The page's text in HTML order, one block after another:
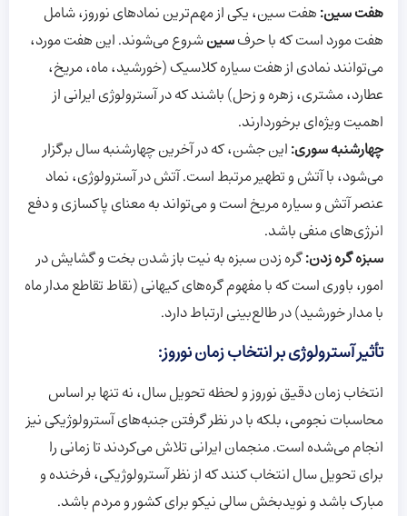
هفت سین:هفت سین، یکی از مهم‌ترین نمادهای نوروز، شامل
هفت مورد است که با حرفسینشروع می‌شوند. این هفت مورد،
می‌توانند نمادی از هفت سیاره کلاسیک (خورشید، ماه، مریخ،
عطارد، مشتری، زهره و زحل) باشند که در آسترولوژی ایرانی از
اهمیت ویژه‌ای برخوردارند.
چهارشنبه سوری:این جشن، که در آخرین چهارشنبه سال برگزار
می‌شود، با آتش و تطهیر مرتبط است. آتش در آسترولوژی، نماد
عنصر آتش و سیاره مریخ است و می‌تواند به معنای پاکسازی و دفع
انرژی‌های منفی باشد.
سبزه گره زدن:گره زدن سبزه به نیت باز شدن بخت و گشایش در
امور، باوری است که با مفهوم گره‌های کیهانی (نقاط تقاطع مدار ماه
با مدار خورشید) در طالع‌بینی ارتباط دارد.
تأثیر آسترولوژی بر انتخاب زمان نوروز:
انتخاب زمان دقیق نوروز و لحظه تحویل سال، نه تنها بر اساس
محاسبات نجومی، بلکه با در نظر گرفتن جنبه‌های آسترولوژیکی نیز
انجام می‌شده است. منجمان ایرانی تلاش می‌کردند تا زمانی را
برای تحویل سال انتخاب کنند که از نظر آسترولوژیکی، فرخنده و
مبارک باشد و نویدبخش سالی نیکو برای کشور و مردم باشد.